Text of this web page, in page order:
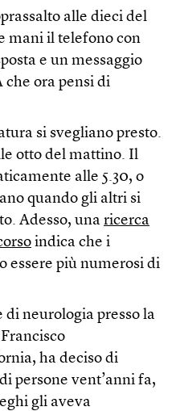
alle dieci del
mani il telefono con
e un messaggio
che ora pensi di
si svegliano presto.
otto del mattino. Il
alle 5.30, o
quando gli altri si
Adesso, una ricerca
indica che i
essere più numerosi di
di neurologia presso la
ha deciso di
persone vent’anni fa,
gli aveva